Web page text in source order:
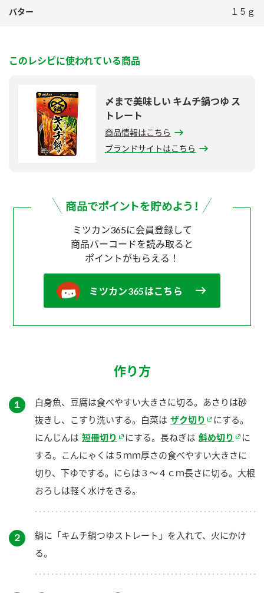
バター １５ｇ
このレシピに使われている商品
〆まで美味しい キムチ鍋つゆ ス
トレート
商品情報はこちら
ブランドサイトはこちら
ミツカン365に会員登録して
商品バーコードを読み取ると
ポイントがもらえる！
ミツカン365はこちら
作り方
１
白身魚、豆腐は食べやすい大きさに切る。あさりは砂
抜きし、こすり洗いする。白菜は ザク切り
にする。
にんじんは 短冊切り にする。長ねぎは 斜め切り
に
する。こんにゃくは５ｍｍ厚さの食べやすい大きさに
切り、下ゆでする。にらは３～４ｃｍ長さに切る。大根
おろしは軽く水けをきる。
２
鍋に「キムチ鍋つゆストレート」を入れて、火にかけ
る。